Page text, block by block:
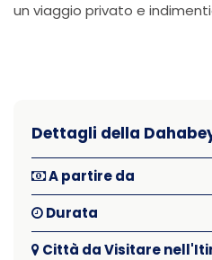
un viaggio privato e
Dettagli della
A partire da
Durata
Città da Visitare